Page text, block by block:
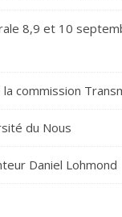
8,9 et 10
commission
du Nous
Daniel Lohmond